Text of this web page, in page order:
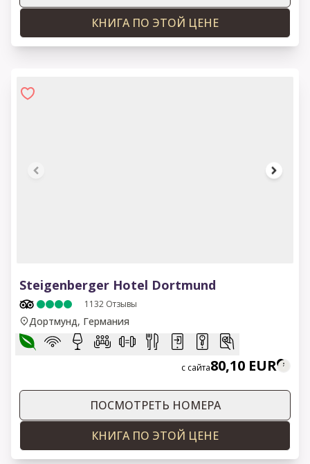
КНИГА ПО ЭТОЙ ЦЕНЕ
Steigenberger Hotel Dortmund
1132 Отзывы
Дортмунд, Германия
с сайта80,10 EUR
ПОСМОТРЕТЬ НОМЕРА
КНИГА ПО ЭТОЙ ЦЕНЕ